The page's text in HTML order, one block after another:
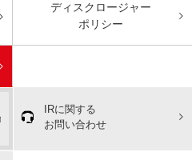
ディスクロージャー
ポリシー
IRに関する
お問い合わせ